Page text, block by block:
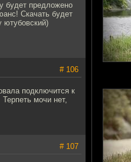
будет предложено
Скачать будет
ютубовский)
# 106
подключится к
мочи нет,
# 107